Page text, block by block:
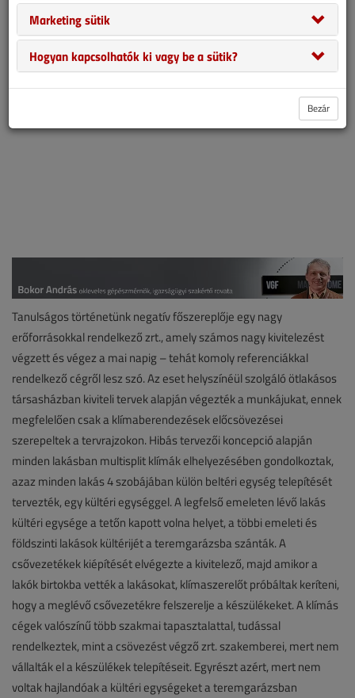
vitát az igazságügyi szakértő döntötte el.
Tanulságos történetünk negatív főszereplője egy nagy
erőforrásokkal rendelkező zrt., amely számos nagy kivitelezést
végzett és végez a mai napig – tehát komoly referenciákkal
rendelkező cégről lesz szó. Az eset helyszínéül szolgáló ötlakásos
társasházban kiviteli tervek alapján végezték a munkájukat, ennek
megfelelően csak a klímaberendezések előcsövezései
szerepeltek a tervrajzokon. Hibás tervezői koncepció alapján
minden lakásban multisplit klímák elhelyezésében gondolkoztak,
azaz minden lakás 4 szobájában külön beltéri egység telepítését
tervezték, egy kültéri egységgel. A legfelső emeleten lévő lakás
kültéri egysége a tetőn kapott volna helyet, a többi emeleti és
földszinti lakások kültérijét a teremgarázsba szánták. A
csővezetékek kiépítését elvégezte a kivitelező, majd amikor a
lakók birtokba vették a lakásokat, klímaszerelőt próbáltak keríteni,
hogy a meglévő csővezetékre felszerelje a készülékeket. A klímás
cégek valószínű több szakmai tapasztalattal, tudással
rendelkeztek, mint a csövezést végző zrt. szakemberei, mert nem
vállalták el a készülékek telepítéseit. Egyrészt azért, mert nem
voltak hajlandóak a kültéri egységeket a teremgarázsban
Marketing sütik
Hogyan kapcsolhatók ki vagy be a sütik?
Bezár